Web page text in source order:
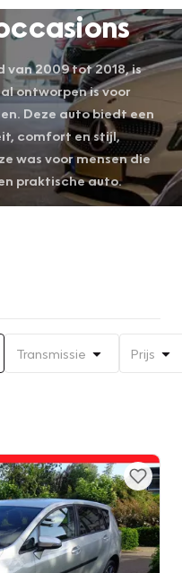
van 2009 tot 2018, is
ontworpen is voor
Deze auto biedt een
comfort en stijl,
was voor mensen die
praktische auto.
Transmissie Prijs